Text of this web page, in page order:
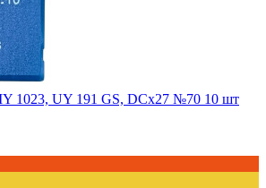
1023, UY 191 GS, DCx27 №70 10 шт